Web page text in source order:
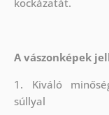
kockázatát.
A vászonképek
1. Kiváló
súllyal